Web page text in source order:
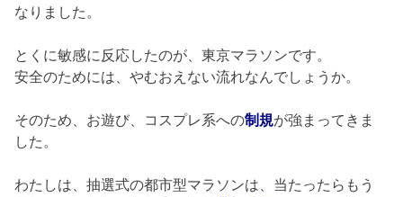
なりました。
とくに敏感に反応したのが、東京マラソンです。
安全のためには、やむおえない流れなんでしょうか。
そのため、お遊び、コスプレ系への制規が強まってきま
した。
わたしは、抽選式の都市型マラソンは、当たったらもう